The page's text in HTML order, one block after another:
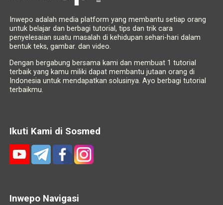
Inwepo adalah media platform yang membantu setiap orang
untuk belajar dan berbagi tutorial, tips dan trik cara
penyelesaian suatu masalah di kehidupan sehari-hari dalam
bentuk teks, gambar. dan video.
Dengan bergabung bersama kami dan membuat 1 tutorial
terbaik yang kamu miliki dapat membantu jutaan orang di
Indonesia untuk mendapatkan solusinya. Ayo berbagi tutorial
terbaikmu.
Ikuti Kami di Sosmed
Inwepo Navigasi